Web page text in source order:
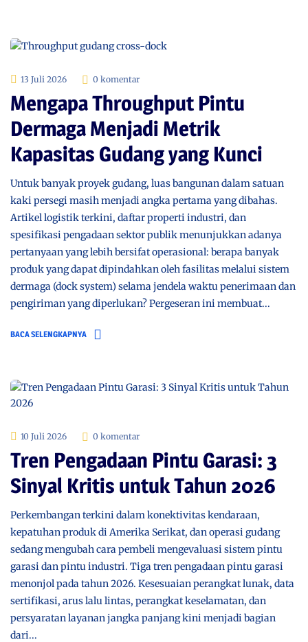
13 Juli 2026 0 komentar
Mengapa Throughput Pintu
Dermaga Menjadi Metrik
Kapasitas Gudang yang Kunci
Untuk banyak proyek gudang, luas bangunan dalam satuan
kaki persegi masih menjadi angka pertama yang dibahas.
Artikel logistik terkini, daftar properti industri, dan
spesifikasi pengadaan sektor publik menunjukkan adanya
pertanyaan yang lebih bersifat operasional: berapa banyak
produk yang dapat dipindahkan oleh fasilitas melalui sistem
dermaga (dock system) selama jendela waktu penerimaan dan
pengiriman yang diperlukan? Pergeseran ini membuat...
BACA SELENGKAPNYA
10 Juli 2026 0 komentar
Tren Pengadaan Pintu Garasi: 3
Sinyal Kritis untuk Tahun 2026
Perkembangan terkini dalam konektivitas kendaraan,
kepatuhan produk di Amerika Serikat, dan operasi gudang
sedang mengubah cara pembeli mengevaluasi sistem pintu
garasi dan pintu industri. Tiga tren pengadaan pintu garasi
menonjol pada tahun 2026. Kesesuaian perangkat lunak, data
sertifikasi, arus lalu lintas, perangkat keselamatan, dan
persyaratan layanan jangka panjang kini menjadi bagian
dari...